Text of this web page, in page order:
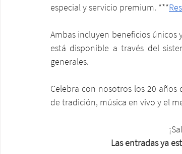
especial y servicio premium. ***
Ambas incluyen beneficios únicos
está disponible a través del
generales.
Celebra con nosotros los 20
de tradición, música en vivo y el
Las entradas ya